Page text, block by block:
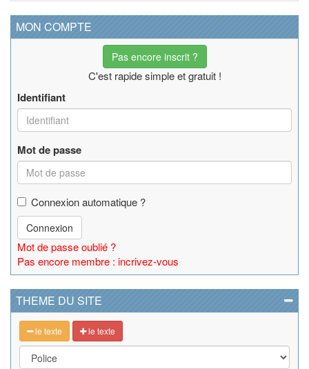
MON COMPTE
Pas encore inscrit ?
C'est rapide simple et gratuit !
Identifiant
Mot de passe
Connexion automatique ?
Connexion
Mot de passe oublié ?
Pas encore membre : incrivez-vous
THEME DU SITE
le texte le texte